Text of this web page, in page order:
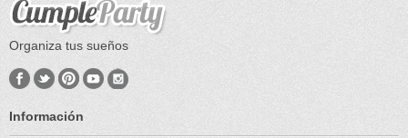
Organiza tus sueños
Información